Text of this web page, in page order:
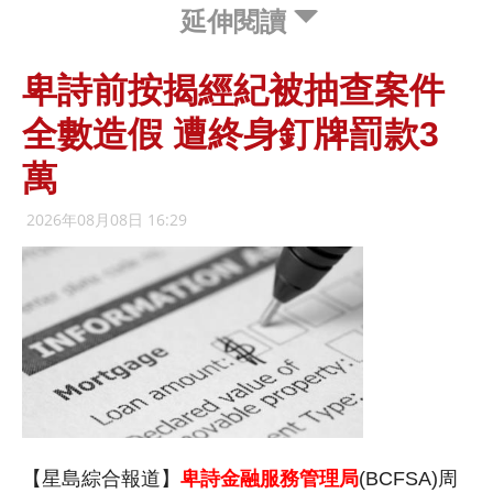
延伸閱讀
卑詩前按揭經紀被抽查案件
全數造假 遭終身釘牌罰款3
萬
2026年08月08日 16:29
【星島綜合報道】 卑詩金融服務管理局(BCFSA)周